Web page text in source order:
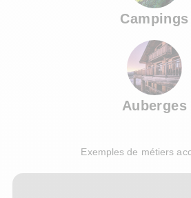
Campings
Auberges
Exemples de métiers